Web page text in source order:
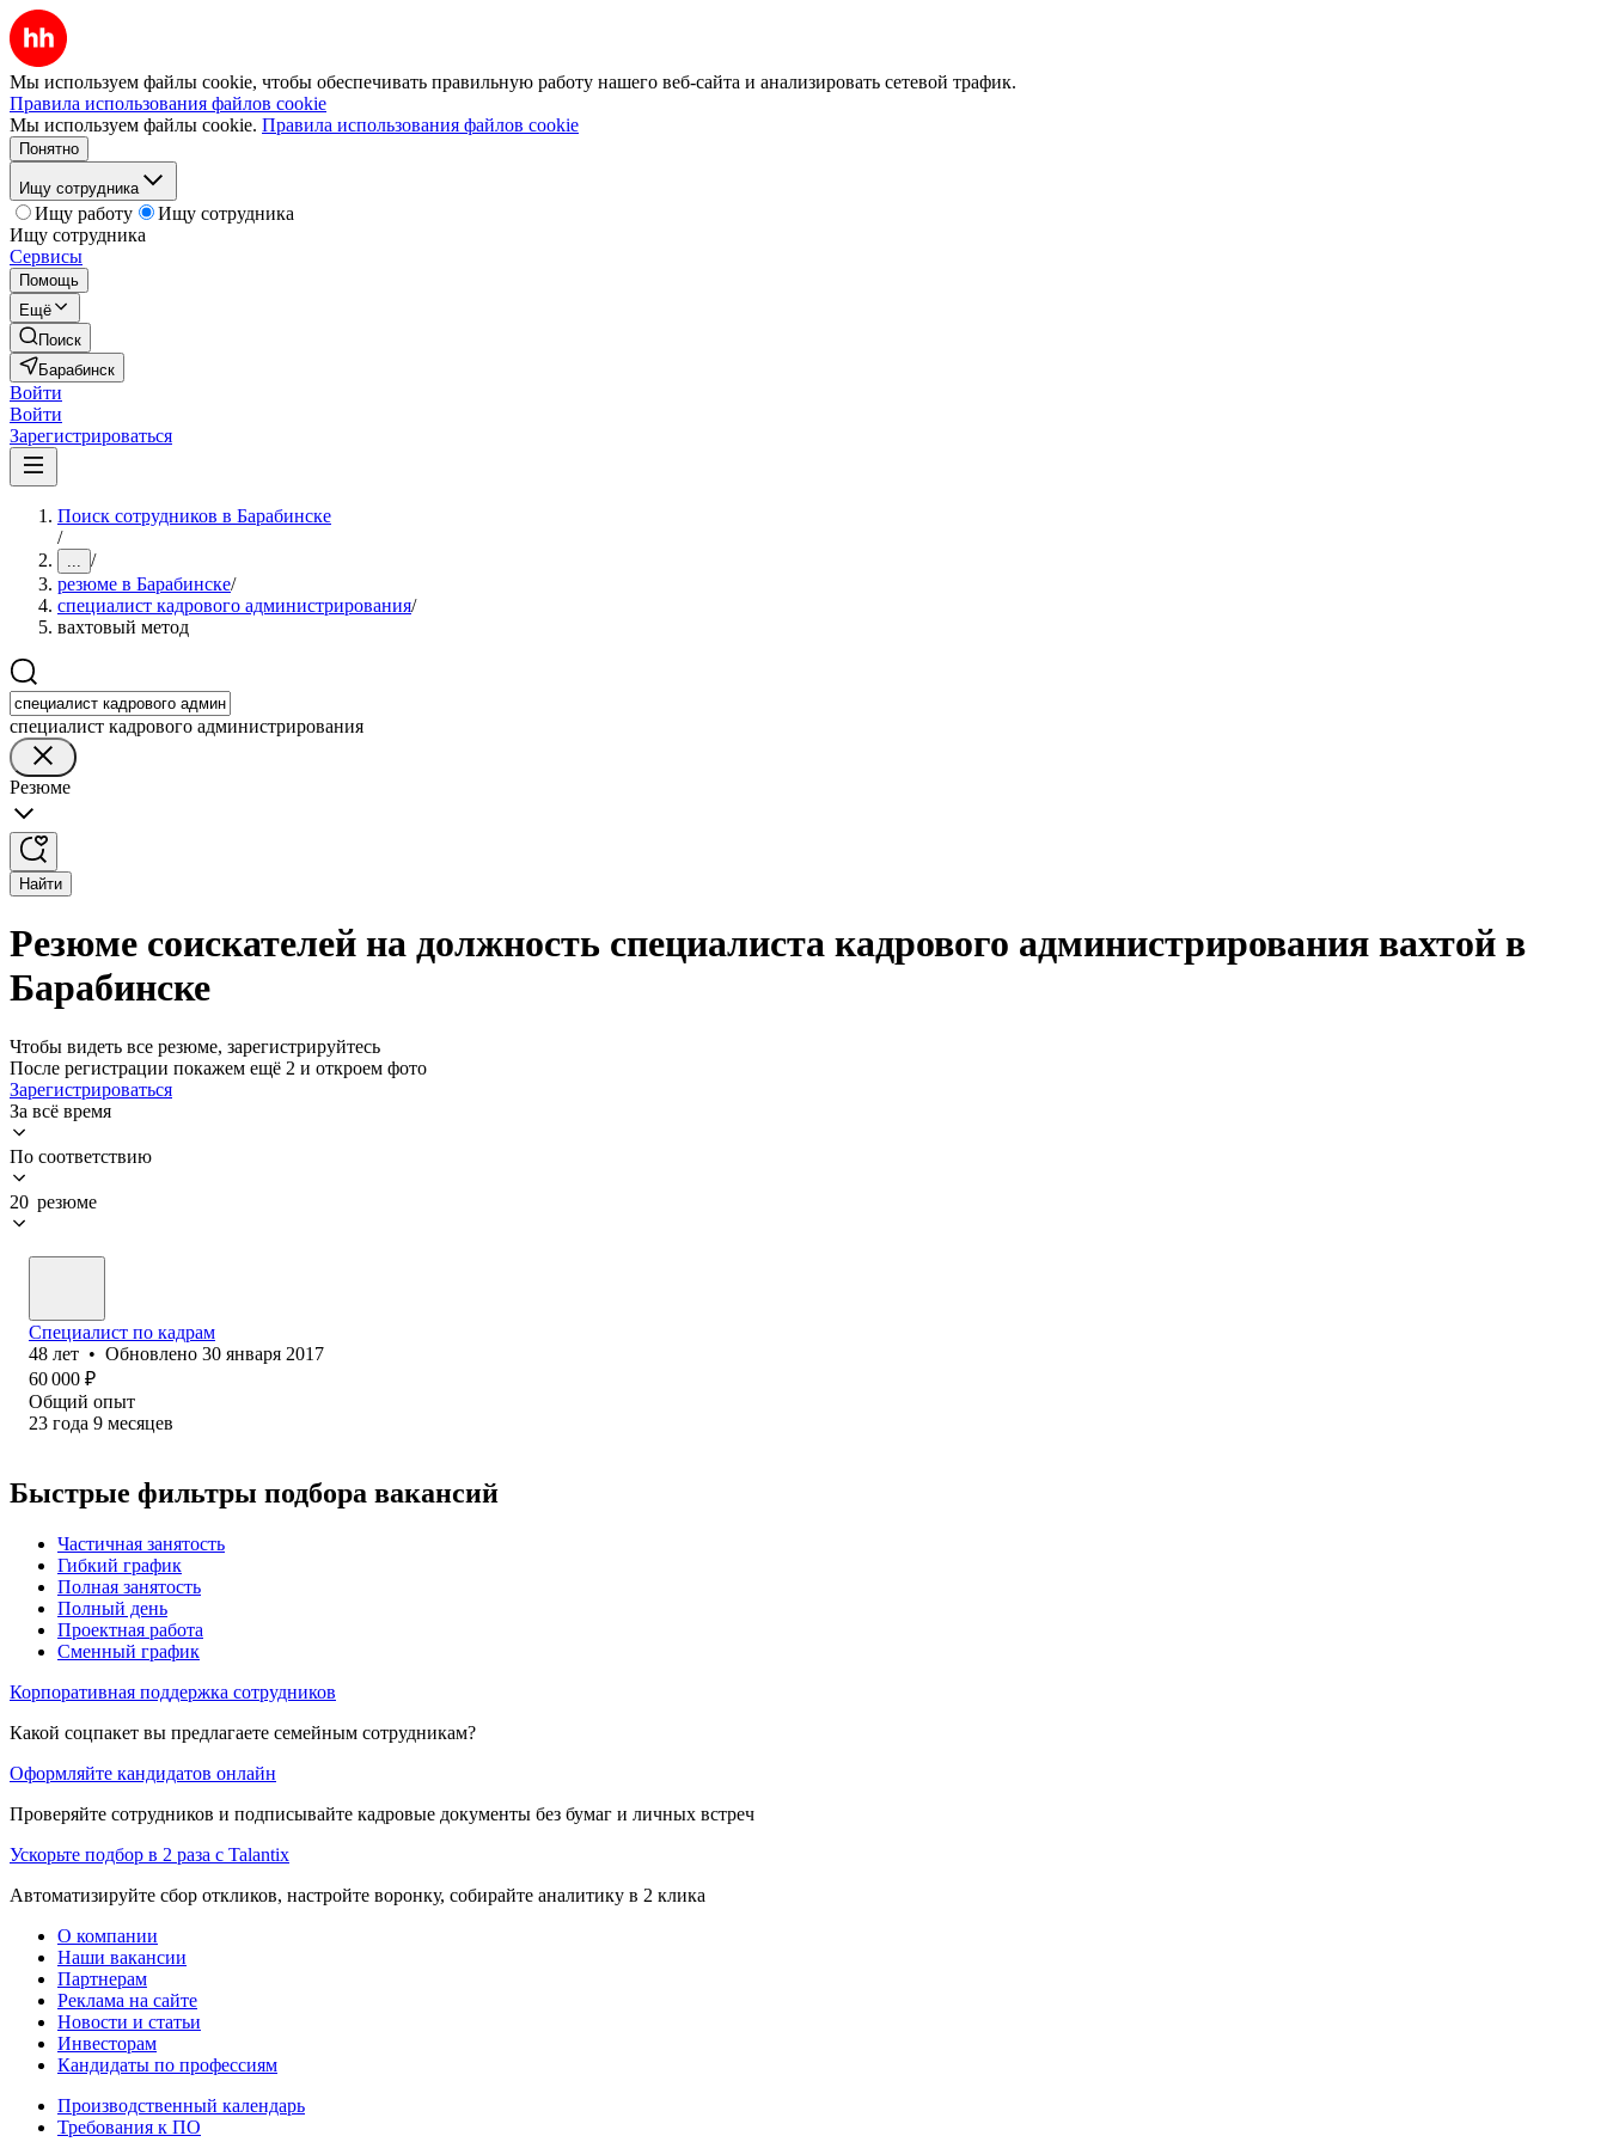
Мы используем файлы cookie, чтобы обеспечивать правильную работу нашего веб-сайта и анализировать сетевой трафик.
Правила использования файлов cookie
Мы используем файлы cookie. Правила использования файлов cookie
Понятно
Ищу сотрудника
Ищу работу
Ищу сотрудника
Ищу сотрудника
Сервисы
Помощь
Ещё
Поиск
Барабинск
Войти
Войти
Зарегистрироваться
Поиск сотрудников в Барабинске
/
... /
резюме в Барабинске/
специалист кадрового администрирования/
вахтовый метод
специалист кадрового администрирования
Резюме
Найти
Резюме соискателей на должность специалиста кадрового администрирования вахтой в
Барабинске
Чтобы видеть все резюме, зарегистрируйтесь
После регистрации покажем ещё 2 и откроем фото
Зарегистрироваться
За всё время
По соответствию
20 резюме
Специалист по кадрам
48 лет • Обновлено 30 января 2017
60 000 ₽
Общий опыт
23 года 9 месяцев
Быстрые фильтры подбора вакансий
Частичная занятость
Гибкий график
Полная занятость
Полный день
Проектная работа
Сменный график
Корпоративная поддержка сотрудников
Какой соцпакет вы предлагаете семейным сотрудникам?
Оформляйте кандидатов онлайн
Проверяйте сотрудников и подписывайте кадровые документы без бумаг и личных встреч
Ускорьте подбор в 2 раза с Talantix
Автоматизируйте сбор откликов, настройте воронку, собирайте аналитику в 2 клика
О компании
Наши вакансии
Партнерам
Реклама на сайте
Новости и статьи
Инвесторам
Кандидаты по профессиям
Производственный календарь
Требования к ПО